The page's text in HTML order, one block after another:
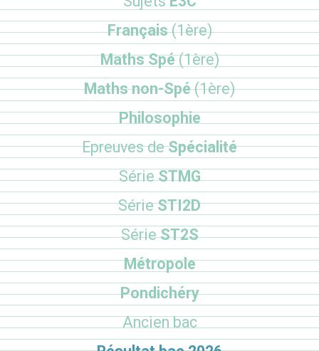
Français(1ère)
Maths Spé(1ère)
Maths non-Spé(1ère)
Philosophie
Epreuves deSpécialité
SérieSTMG
SérieSTI2D
SérieST2S
Métropole
Pondichéry
Ancien bac